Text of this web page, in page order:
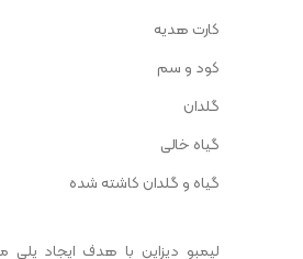
کارت هدیه
کود و سم
گلدان
گیاه خالی
گیاه و گلدان کاشته شده
لیمبو دیزاین با هدف ایجاد